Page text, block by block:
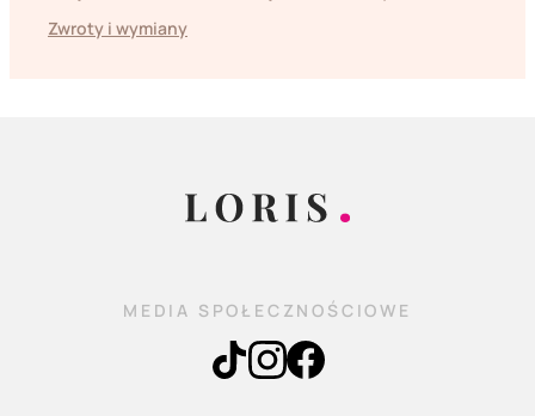
Zwroty i wymiany
MEDIA SPOŁECZNOŚCIOWE